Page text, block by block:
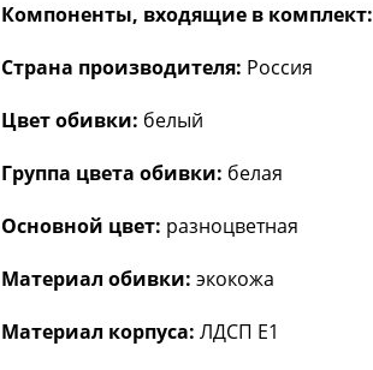
Компоненты, входящие в комплект:
Страна производителя: Россия
Цвет обивки: белый
Группа цвета обивки: белая
Основной цвет: разноцветная
Материал обивки: экокожа
Материал корпуса: ЛДСП Е1